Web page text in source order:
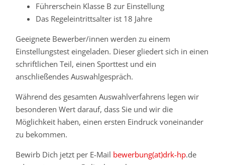
Führerschein Klasse B zur Einstellung
Das Regeleintrittsalter ist 18 Jahre
Geeignete Bewerber/innen werden zu einem
Einstellungstest eingeladen. Dieser gliedert sich in einen
schriftlichen Teil, einen Sporttest und ein
anschließendes Auswahlgespräch.
Während des gesamten Auswahlverfahrens legen wir
besonderen Wert darauf, dass Sie und wir die
Möglichkeit haben, einen ersten Eindruck voneinander
zu bekommen.
Bewirb Dich jetzt per E-Mail bewerbung(at)drk-hp.de